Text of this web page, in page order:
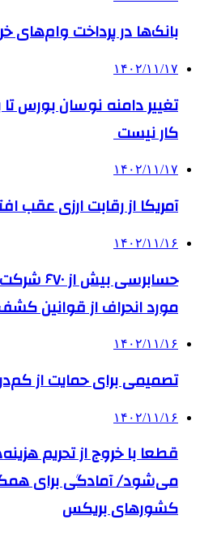
بانک‌ها در پرداخت وام‌های
۱۴۰۲/۱۱/۱۷
تغییر دامنه نوسان بورس
کار نیست
۱۴۰۲/۱۱/۱۷
آمریکا از رقابت ارزی عقب
۱۴۰۲/۱۱/۱۶
مورد انحراف از قوانین
۱۴۰۲/۱۱/۱۶
تصمیمی برای حمایت از
۱۴۰۲/۱۱/۱۶
قطعا با خروج از تحریم
می‌شود/ آمادگی برای
کشورهای بریکس